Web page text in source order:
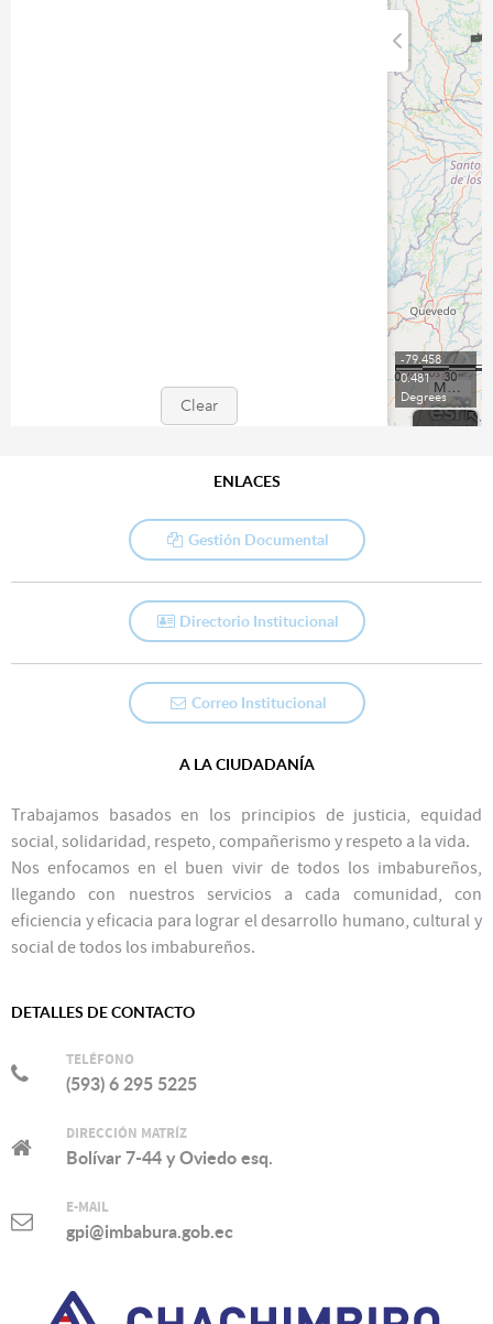
ENLACES
Gestión Documental
Directorio Institucional
Correo Institucional
A LA CIUDADANÍA
Trabajamos basados en los principios de justicia, equidad
social, solidaridad, respeto, compañerismo y respeto a la vida.
Nos enfocamos en el buen vivir de todos los imbabureños,
llegando con nuestros servicios a cada comunidad, con
eficiencia y eficacia para lograr el desarrollo humano, cultural y
social de todos los imbabureños.
DETALLES DE CONTACTO
TELÉFONO
(593) 6 295 5225
DIRECCIÓN MATRÍZ
Bolívar 7-44 y Oviedo esq.
E-MAIL
gpi@imbabura.gob.ec